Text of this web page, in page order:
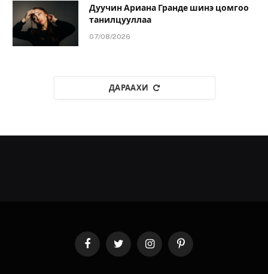
Дуучин Ариана Гранде шинэ цомгоо
танилцууллаа
07/08/2026
ДАРААХИ
FacebookTwitter InstagramPinterest